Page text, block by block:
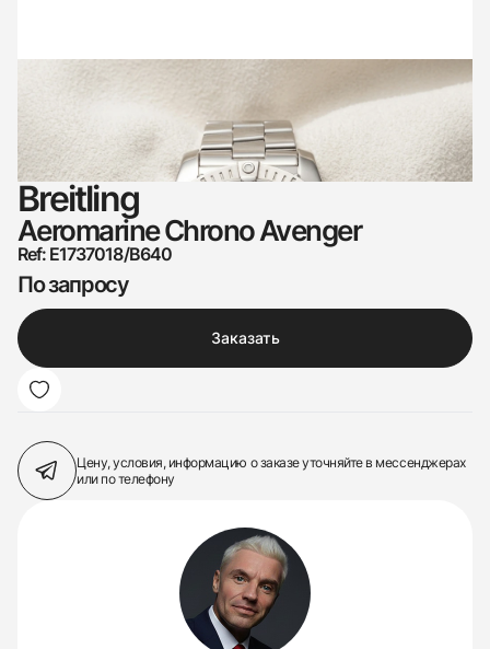
Breitling
Aeromarine Chrono Avenger
Ref: E1737018/B640
По запросу
Заказать
Цену, условия, информацию о заказеуточняйте в мессенджерах
или по телефону